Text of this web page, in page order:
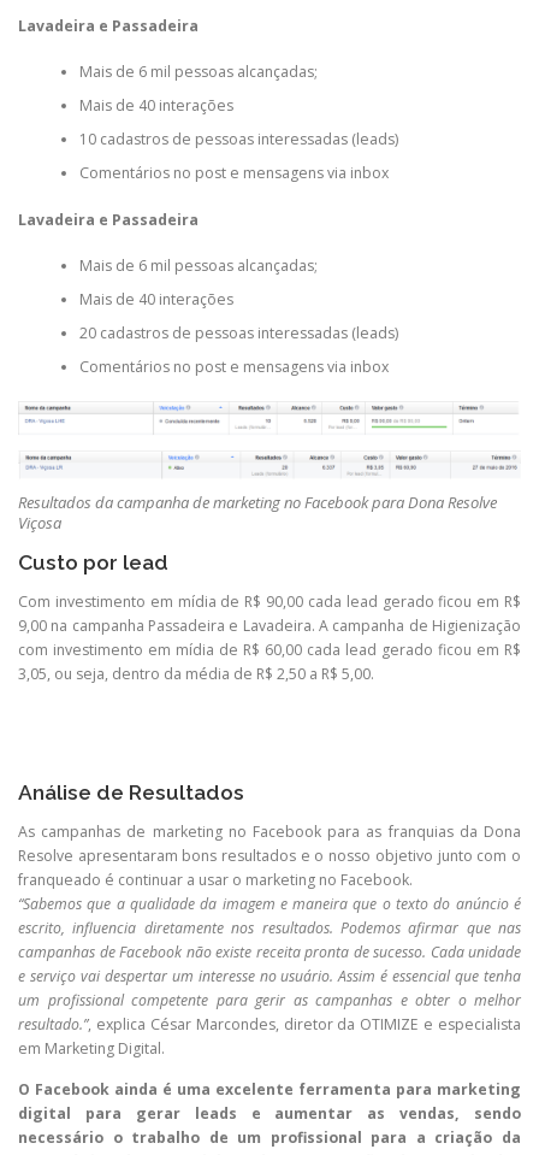
Lavadeira e Passadeira
Mais de 6 mil pessoas alcançadas;
Mais de 40 interações
10 cadastros de pessoas interessadas (leads)
Comentários no post e mensagens via inbox
Lavadeira e Passadeira
Mais de 6 mil pessoas alcançadas;
Mais de 40 interações
20 cadastros de pessoas interessadas (leads)
Comentários no post e mensagens via inbox
Resultados da campanha de marketing no Facebook para Dona Resolve
Viçosa
Custo por lead
Com investimento em mídia de R$ 90,00 cada lead gerado ficou em R$
9,00 na campanha Passadeira e Lavadeira. A campanha de Higienização
com investimento em mídia de R$ 60,00 cada lead gerado ficou em R$
3,05, ou seja, dentro da média de R$ 2,50 a R$ 5,00.
Análise de Resultados
As campanhas de marketing no Facebook para as franquias da Dona
Resolve apresentaram bons resultados e o nosso objetivo junto com o
franqueado é continuar a usar o marketing no Facebook.
“Sabemos que a qualidade da imagem e maneira que o texto do anúncio é
escrito, influencia diretamente nos resultados. Podemos afirmar que nas
campanhas de Facebook não existe receita pronta de sucesso. Cada unidade
e serviço vai despertar um interesse no usuário. Assim é essencial que tenha
um profissional competente para gerir as campanhas e obter o melhor
resultado.”, explica César Marcondes, diretor da OTIMIZE e especialista
em Marketing Digital.
O Facebook ainda é uma excelente ferramenta para marketing
digital para gerar leads e aumentar as vendas, sendo
necessário o trabalho de um profissional para a criação da